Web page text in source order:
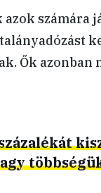
számára
Ők azonban